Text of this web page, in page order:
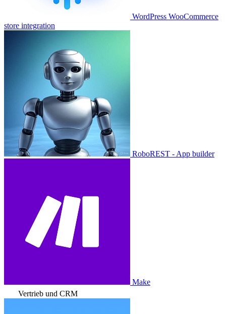
WordPress WooCommerce
store integration
RoboREST - App builder
Make
Vertrieb und CRM